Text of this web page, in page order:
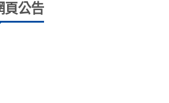
頁公告